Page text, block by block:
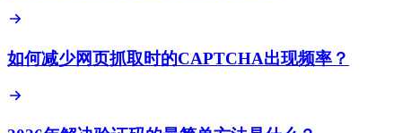
如何减少网页抓取时的CAPTCHA出现频率？